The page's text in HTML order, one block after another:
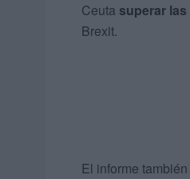
Ceuta superar
Brexit.
El informe